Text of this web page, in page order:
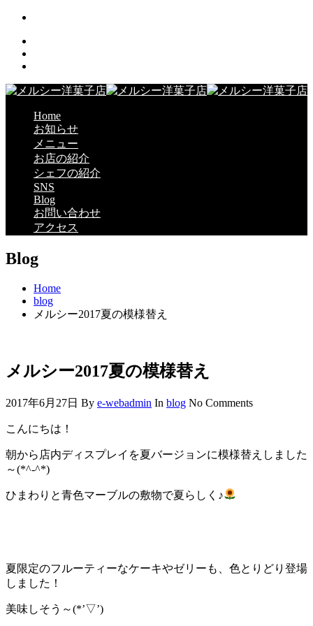
Home
お知らせ
メニュー
お店の紹介
シェフの紹介
SNS
Blog
お問い合わせ
アクセス
Blog
Home
blog
メルシー2017夏の模様替え
メルシー2017夏の模様替え
2017年6月27日 By e-webadmin In blog No Comments
こんにちは！
朝から店内ディスプレイを夏バージョンに模様替えしました
～(*^-^*)
ひまわりと青色マーブルの敷物で夏らしく♪
夏限定のフルーティーなケーキやゼリーも、色とりどり登場
しました！
美味しそう～(*’▽’)